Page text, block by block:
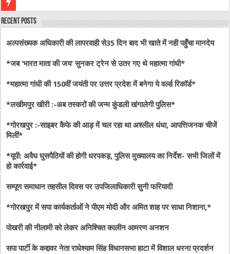
Recent Posts
अल्पसंख्यक अधिकारी की लापरवाही से35 दिन बाद भी खाते में नही पहुँचा मानदेय
*जब ‘भारत माता की जय’ सुनकर ट्रेन से उतर गए थे महात्मा गांधी*
*महात्मा गांधी की 150वीं जयंती पर उत्तर प्रदेश में बनेगा ये वर्ल्ड रिकॉर्ड*
*लखीमपुर खीरी :-अब तस्करों की जन्म कुंडली खंगालेगी पुलिस*
*गोरखपुर :-साइबर कैफे की आड़ में चल रहा था अश्लील धंधा, आपत्तिजनक चीजें
मिलीं*
*यूपी: अवैध घुसपैठियों की होगी धरपकड़, पुलिस मुख्यालय का निर्देश- सभी जिलों में
हो कार्रवाई*
सम्पूण समाधान तहसील दिवस पर उपजिलाधिकारी सुनी फरियादी
*गोरखपुर में सपा कार्यकर्ताओं ने पीएम मोदी और अमित शाह पर साधा निशाना,*
पोखरी की नीलामी को लेकर अनिश्चित कालीन आमरण अनशन
सपा पार्टी के कद्दावर नेता राधेश्याम सिंह विधानसभा हाटा में विशाल धरना प्रदर्शन